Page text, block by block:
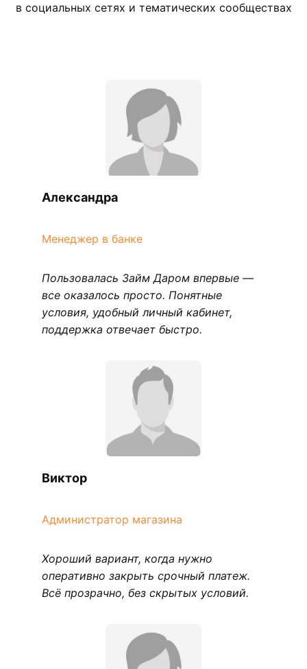
в социальных сетях и тематических сообществах
Александра
Менеджер в банке
Пользовалась Займ Даром впервые —
все оказалось просто. Понятные
условия, удобный личный кабинет,
поддержка отвечает быстро.
Виктор
Администратор магазина
Хороший вариант, когда нужно
оперативно закрыть срочный платеж.
Всё прозрачно, без скрытых условий.